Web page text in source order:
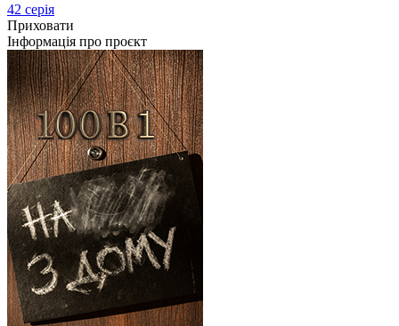
42 серія
Приховати
Інформація про проєкт